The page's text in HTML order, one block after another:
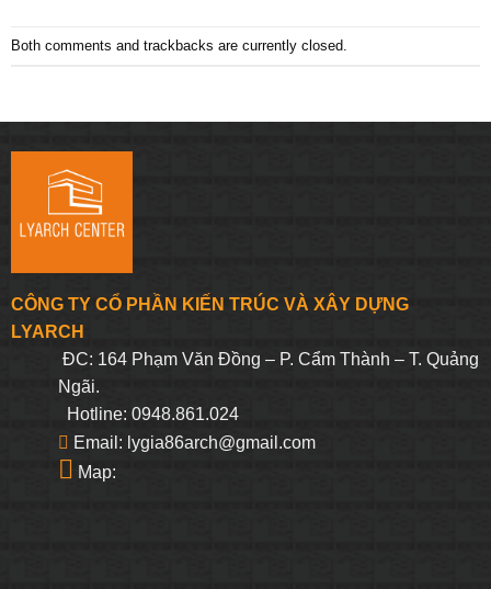
Both comments and trackbacks are currently closed.
CÔNG TY CỔ PHẦN KIẾN TRÚC VÀ XÂY DỰNG
LYARCH
ĐC: 164 Phạm Văn Đồng – P. Cẩm Thành – T. Quảng
Ngãi.
Hotline: 0948.861.024
Email: lygia86arch@gmail.com
Map: